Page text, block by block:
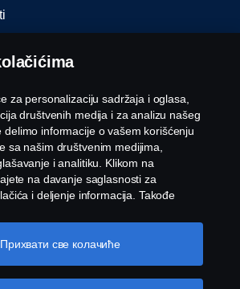
za personalizaciju sadržaja i oglasa,
društvenih medija i za analizu našeg
delimo informacije o vašem korišćenju
sa našim društvenim medijima,
i analitiku. Klikom na
na davanje saglasnosti za
i deljenje informacija. Takođe
i izabrati kategorije koje želite
objašnjenje o tome kako
Прихвати све колачиће